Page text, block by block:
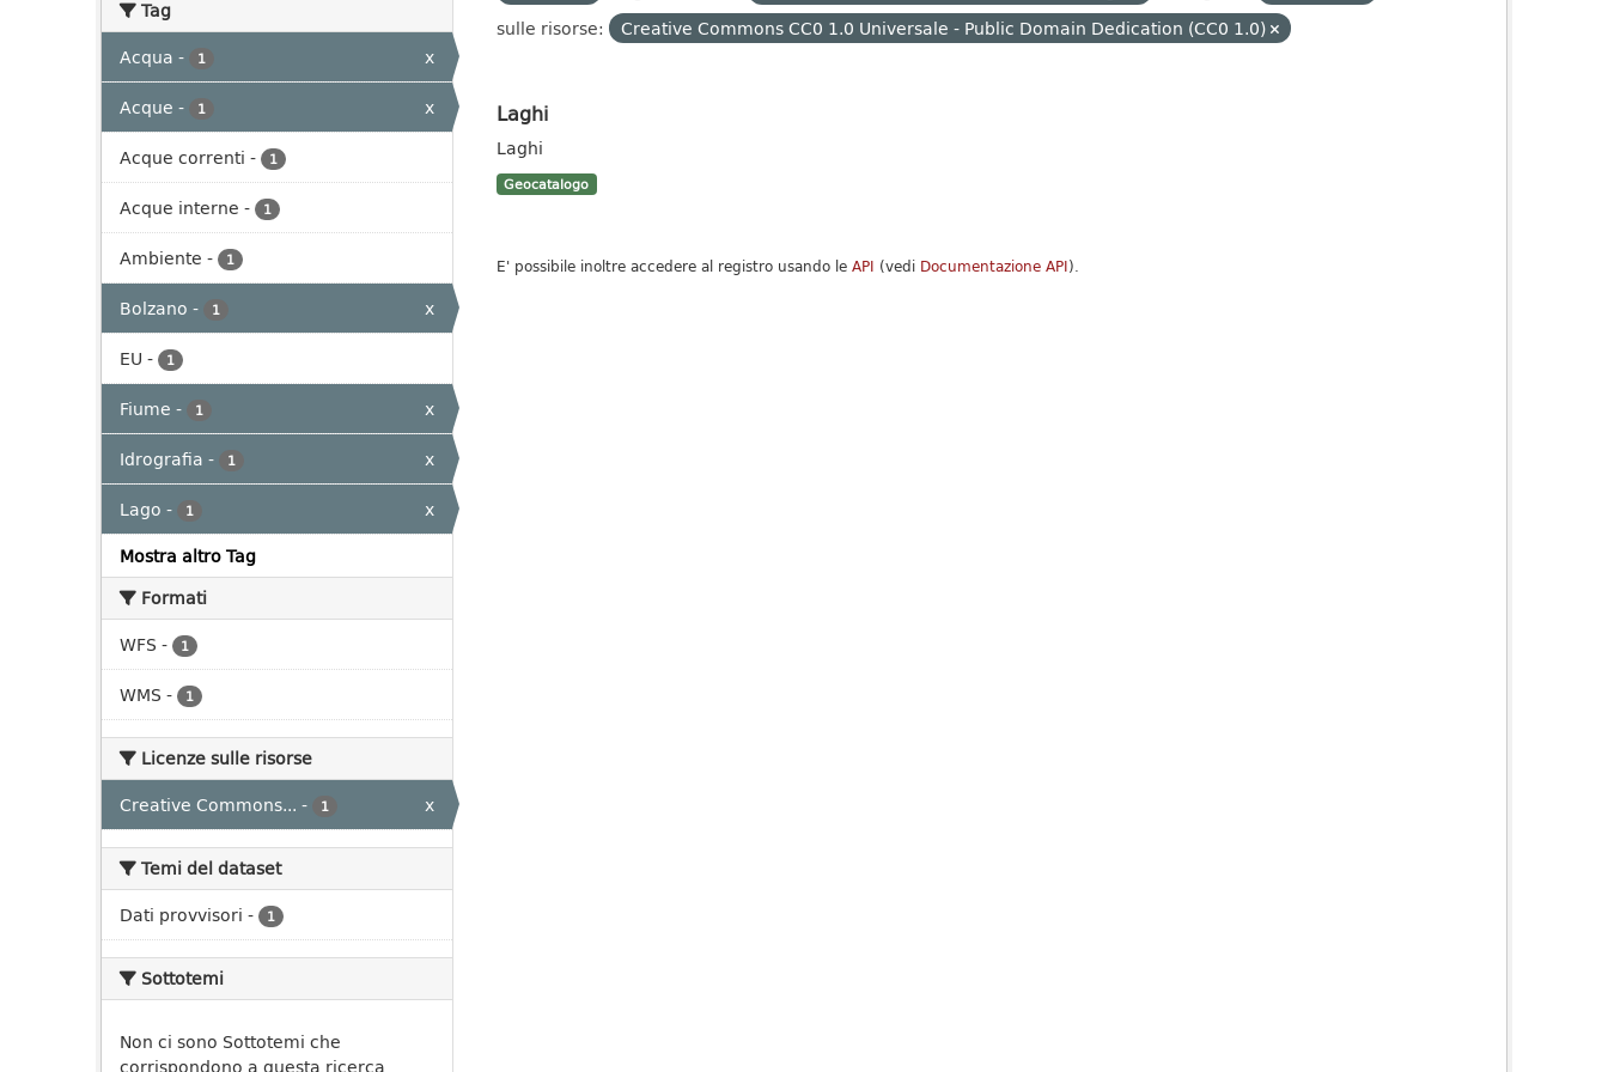
Tag
Acqua - 1
x
Acque - 1
x
Acque correnti - 1
Acque interne - 1
Ambiente - 1
Bolzano - 1
x
EU - 1
Fiume - 1
x
Idrografia - 1
x
Lago - 1
x
Mostra altro Tag
Formati
WFS - 1
WMS - 1
Licenze sulle risorse
Creative Commons... - 1 x
Temi del dataset
Dati provvisori - 1
Sottotemi
Non ci sono Sottotemi che
corrispondono a questa ricerca
sulle risorse:
Creative Commons CC0 1.0 Universale - Public Domain Dedication (CC0 1.0)
Laghi
Laghi
Geocatalogo
E' possibile inoltre accedere al registro usando le API (vedi Documentazione API).